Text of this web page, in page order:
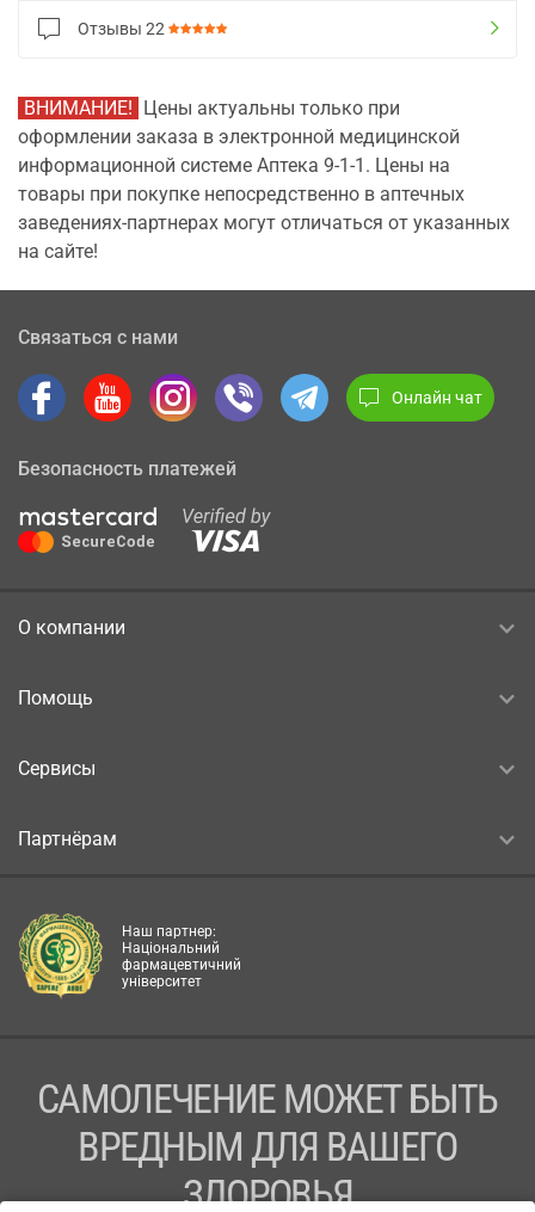
Отзывы 22
ВНИМАНИЕ! Цены актуальны только при
оформлении заказа в электронной медицинской
информационной системе Аптека 9-1-1. Цены на
товары при покупке непосредственно в аптечных
заведениях-партнерах могут отличаться от указанных
на сайте!
Связаться с нами
Онлайн чат
Безопасность платежей
О компании
Помощь
Сервисы
Партнёрам
Наш партнер:
Національний
фармацевтичний
університет
САМОЛЕЧЕНИЕ МОЖЕТ БЫТЬ
ВРЕДНЫМ ДЛЯ ВАШЕГО
ЗДОРОВЬЯ